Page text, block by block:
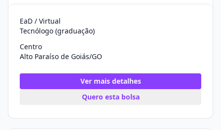
EaD / Virtual
Tecnólogo (graduação)
Centro
Alto Paraíso de Goiás/GO
Ver mais detalhes
Quero esta bolsa